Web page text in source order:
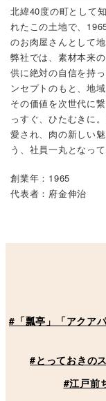
北緯40度の町として
れたこの土地で、
のお肉屋さんとして
弊社では、素材本来
供に絶対の自信を持
ンセプトのもと、地
その価値を次世代に
っすぐ、ひたむきに
愛され、肉の新しい
う、社員一丸となっ
創業年：1965
代表者：府金伸治
#「瓢亭」「アクア
#とっておきの
#江戸前